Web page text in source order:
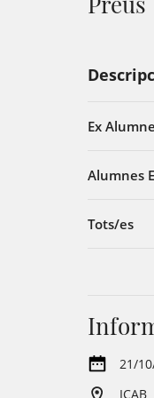
Ex
Alumnes
Tots/es
21/
ICAB